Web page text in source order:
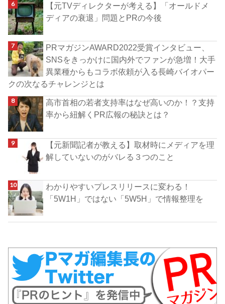
【元TVディレクターが考える】「オールドメ
ディアの衰退」問題とPRの今後
PRマガジンAWARD2022受賞インタビュー、
SNSをきっかけに国内外でファンが急増！大手
異業種からもコラボ依頼が入る長崎バイオパー
クの次なるチャレンジとは
高市首相の若者支持率はなぜ高いのか！？支持
率から紐解くPR広報の秘訣とは？
【元新聞記者が教える】取材時にメディアを理
解していないのがバレる３つのこと
わかりやすいプレスリリースに変わる！
「5W1H」ではない「5W5H」で情報整理を